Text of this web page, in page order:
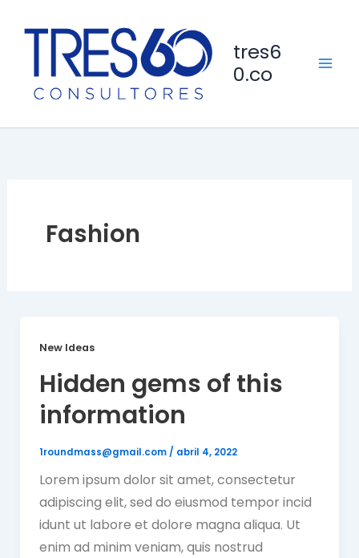
contenido
tres6
0.co
Fashion
New Ideas
Hidden gems of this
information
1roundmass@gmail.com/ abril 4, 2022
Lorem ipsum dolor sit amet, consectetur
adipiscing elit, sed do eiusmod tempor incid
idunt ut labore et dolore magna aliqua. Ut
enim ad minim veniam, quis nostrud